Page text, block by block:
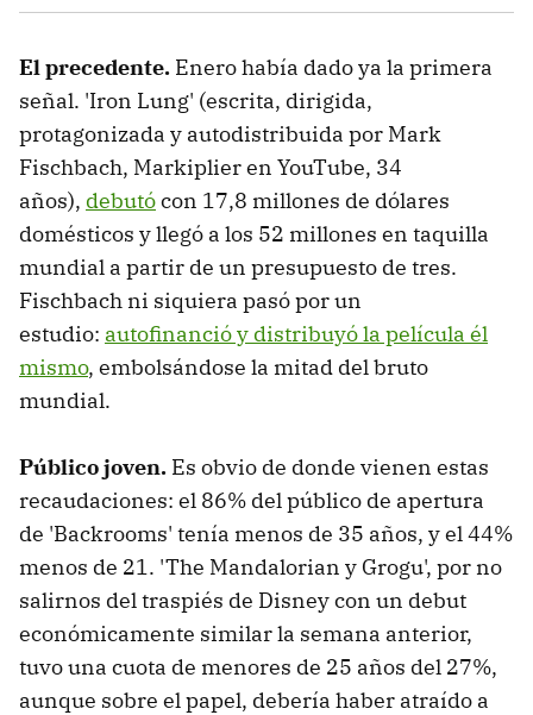
El precedente. Enero había dado ya la primera
señal. 'Iron Lung' (escrita, dirigida,
protagonizada y autodistribuida por Mark
Fischbach, Markiplier en YouTube, 34
años), debutócon 17,8 millones de dólares
domésticos y llegó a los 52 millones en taquilla
mundial a partir de un presupuesto de tres.
Fischbach ni siquiera pasó por un
estudio: autofinanció y distribuyó la película él
mismo, embolsándose la mitad del bruto
mundial.
Público joven. Es obvio de donde vienen estas
recaudaciones: el 86% del público de apertura
de 'Backrooms' tenía menos de 35 años, y el 44%
menos de 21. 'The Mandalorian y Grogu', por no
salirnos del traspiés de Disney con un debut
económicamente similar la semana anterior,
tuvo una cuota de menores de 25 años del 27%,
aunque sobre el papel, debería haber atraído a